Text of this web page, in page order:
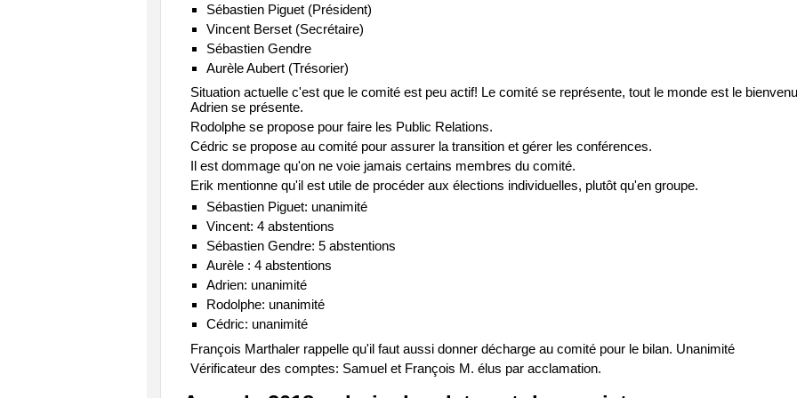
Sébastien Piguet (Président)
Vincent Berset (Secrétaire)
Sébastien Gendre
Aurèle Aubert (Trésorier)
Situation actuelle c'est que le comité est peu actif! Le comité se représente, tout le monde est le
Adrien se présente.
Rodolphe se propose pour faire les Public Relations.
Cédric se propose au comité pour assurer la transition et gérer les conférences.
Il est dommage qu'on ne voie jamais certains membres du comité.
Erik mentionne qu'il est utile de procéder aux élections individuelles, plutôt qu'en groupe.
Sébastien Piguet: unanimité
Vincent: 4 abstentions
Sébastien Gendre: 5 abstentions
Aurèle : 4 abstentions
Adrien: unanimité
Rodolphe: unanimité
Cédric: unanimité
François Marthaler rappelle qu'il faut aussi donner décharge au comité pour le bilan. Unanimité
Vérificateur des comptes: Samuel et François M. élus par acclamation.